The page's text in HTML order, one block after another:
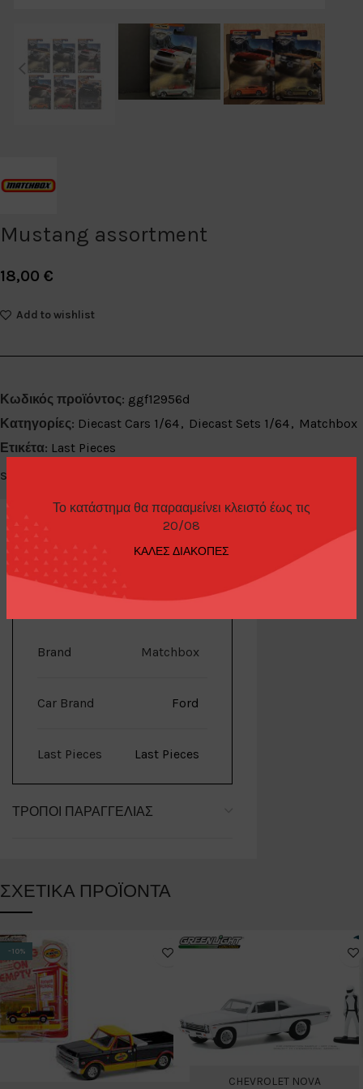
Το κατάστημα θα παρααμείνει κλειστό έως τις
20/08
ΚΑΛΕΣ ΔΙΑΚΟΠΕΣ
Mustang assortment
18,00 €
Add to wishlist
Κωδικός προϊόντος: ggf12956d
Κατηγορίες: Diecast Cars 1/64, Diecast Sets 1/64, Matchbox
Ετικέτα: Last Pieces
Share:
ΕΠΙΠΛΈΟΝ ΠΛΗΡΟΦΟΡΊΕΣ
Brand Matchbox
Car Brand Ford
Last Pieces Last Pieces
ΤΡΌΠΟΙ ΠΑΡΑΓΓΕΛΊΑΣ
ΣΧΕΤΙΚΆ ΠΡΟΪΌΝΤΑ
-10%
CHEVROLET NOVA